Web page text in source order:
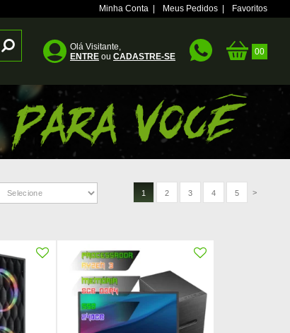
Minha Conta Meus Pedidos Favoritos
Olá Visitante,
ENTRE ou CADASTRE-SE
1 2 3 4 5 >